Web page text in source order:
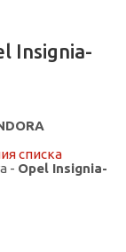
Insignia-
списка
- Opel Insignia-